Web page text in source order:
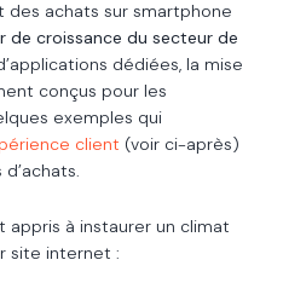
achats sur smartphone
de croissance du secteur de
dédiées, la mise
conçus pour les
exemples qui
client (voir ci-après)
appris à instaurer un climat
site internet :